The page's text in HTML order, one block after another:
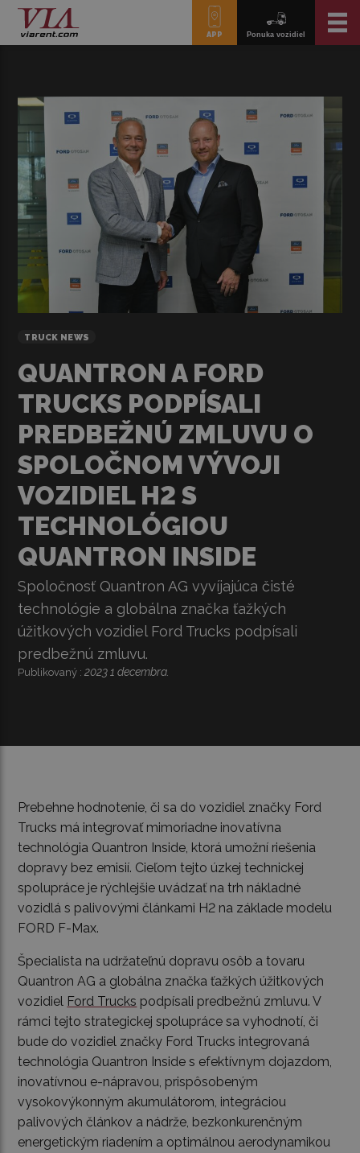
APP Ponuka vozidiel
TRUCK NEWS
QUANTRON A FORD
TRUCKS PODPÍSALI
PREDBEŽNÚ ZMLUVU O
SPOLOČNOM VÝVOJI
VOZIDIEL H2 S
TECHNOLÓGIOU
QUANTRON INSIDE
Spoločnosť Quantron AG vyvíjajúca čisté
technológie a globálna značka ťažkých
úžitkových vozidiel Ford Trucks podpísali
predbežnú zmluvu.
Publikovaný :2023 1 decembra.
Prebehne hodnotenie, či sa do vozidiel značky Ford
Trucks má integrovať mimoriadne inovatívna
technológia Quantron Inside, ktorá umožní riešenia
dopravy bez emisií. Cieľom tejto úzkej technickej
spolupráce je rýchlejšie uvádzať na trh nákladné
vozidlá s palivovými článkami H2 na základe modelu
FORD F-Max.
Špecialista na udržateľnú dopravu osôb a tovaru
Quantron AG a globálna značka ťažkých úžitkových
vozidiel Ford Trucks podpísali predbežnú zmluvu. V
rámci tejto strategickej spolupráce sa vyhodnotí, či
bude do vozidiel značky Ford Trucks integrovaná
technológia Quantron Inside s efektívnym dojazdom,
inovatívnou e-nápravou, prispôsobeným
vysokovýkonným akumulátorom, integráciou
palivových článkov a nádrže, bezkonkurenčným
energetickým riadením a optimálnou aerodynamikou